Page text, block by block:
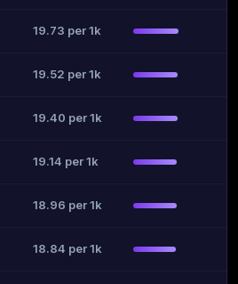
19.73 per 1k
19.52 per 1k
19.40 per 1k
19.14 per 1k
18.96 per 1k
18.84 per 1k